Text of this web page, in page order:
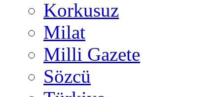
Korkusuz
Milat
Milli Gazete
Sözcü